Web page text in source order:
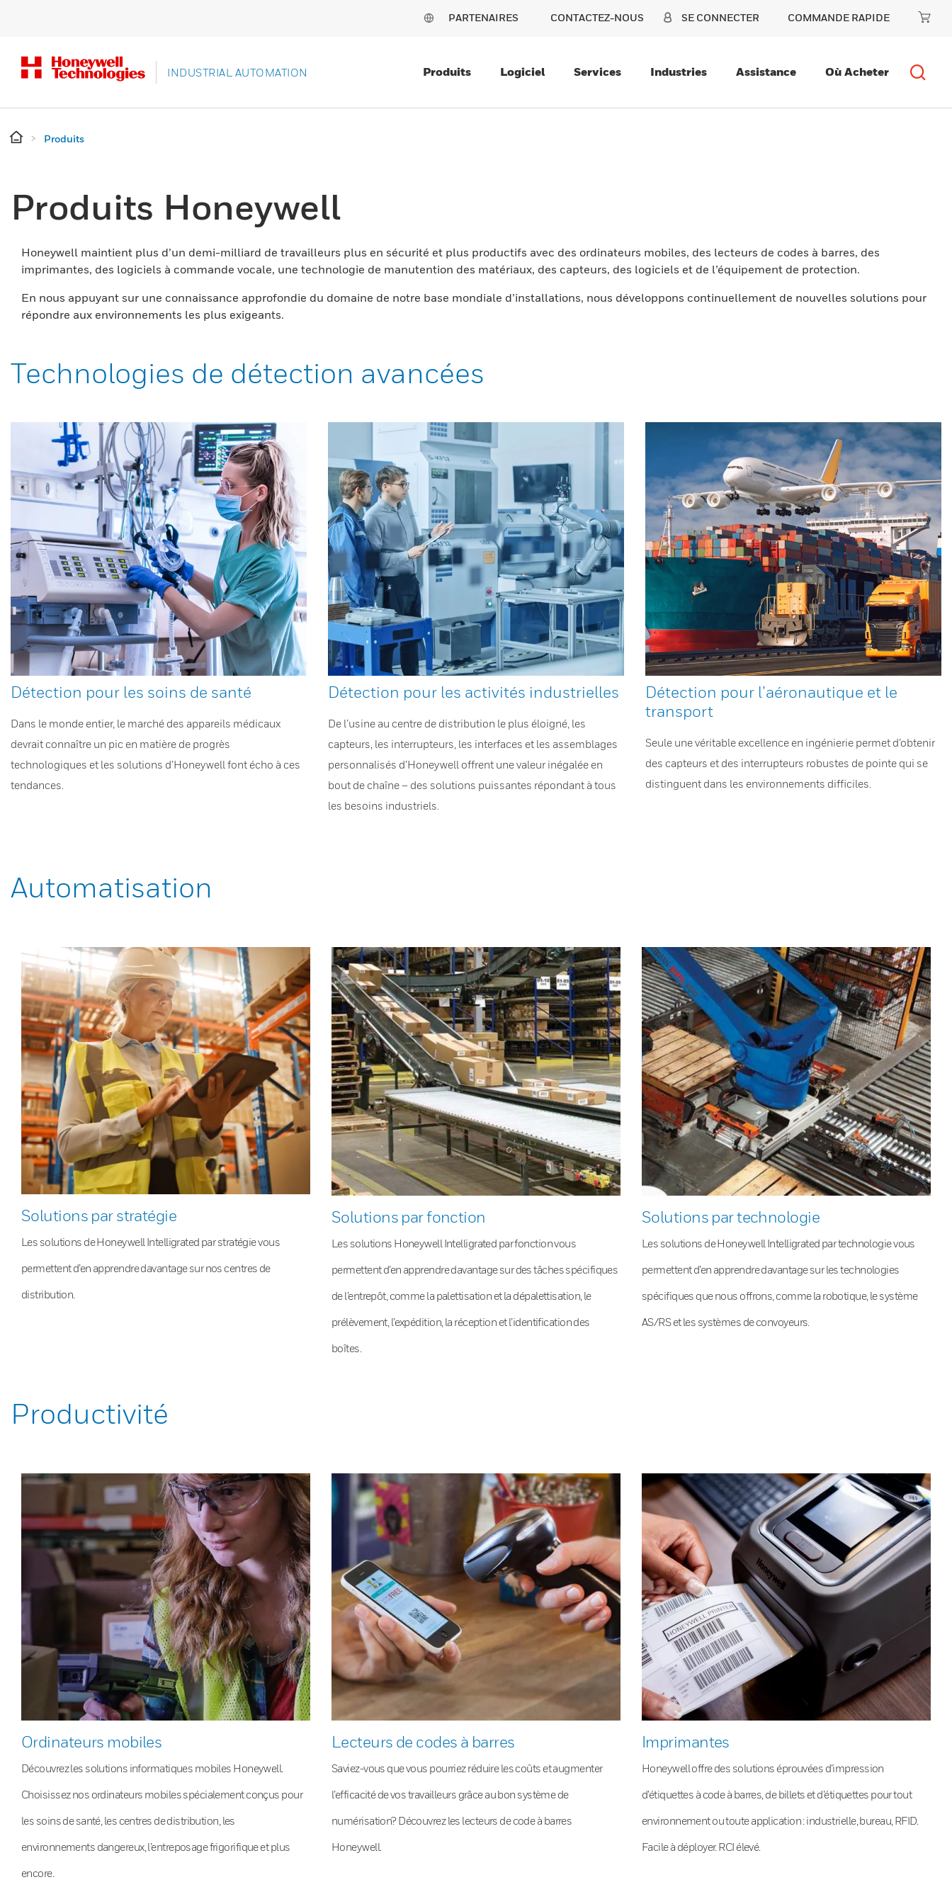
PARTENAIRES CONTACTEZ-NOUS SE CONNECTER COMMANDE RAPIDE
INDUSTRIAL AUTOMATION Produits Logiciel Services Industries Assistance Où Acheter
Produits
Produits Honeywell
Honeywell maintient plus d’un demi-milliard de travailleurs plus en sécurité et plus productifs avec des ordinateurs mobiles, des lecteurs de codes à barres, des
imprimantes, des logiciels à commande vocale, une technologie de manutention des matériaux, des capteurs, des logiciels et de l’équipement de protection.
En nous appuyant sur une connaissance approfondie du domaine de notre base mondiale d’installations, nous développons continuellement de nouvelles solutions pour
répondre aux environnements les plus exigeants.
Technologies de détection avancées
Détection pour les soins de santé
Dans le monde entier, le marché des appareils médicaux
devrait connaître un pic en matière de progrès
technologiques et les solutions d’Honeywell font écho à ces
tendances.
Détection pour les activités industrielles
De l’usine au centre de distribution le plus éloigné, les
capteurs, les interrupteurs, les interfaces et les assemblages
personnalisés d’Honeywell offrent une valeur inégalée en
bout de chaîne – des solutions puissantes répondant à tous
les besoins industriels.
Détection pour l’aéronautique et le
transport
Seule une véritable excellence en ingénierie permet d’obtenir
des capteurs et des interrupteurs robustes de pointe qui se
distinguent dans les environnements difficiles.
Automatisation
Solutions par stratégie
Les solutions de Honeywell Intelligrated par stratégie vous
permettent d’en apprendre davantage sur nos centres de
distribution.
Solutions par fonction
Les solutions Honeywell Intelligrated par fonction vous
permettent d’en apprendre davantage sur des tâches spécifiques
de l’entrepôt, comme la palettisation et la dépalettisation, le
prélèvement, l’expédition, la réception et l’identification des
boîtes.
Solutions par technologie
Les solutions de Honeywell Intelligrated par technologie vous
permettent d’en apprendre davantage sur les technologies
spécifiques que nous offrons, comme la robotique, le système
AS/RS et les systèmes de convoyeurs.
Productivité
Ordinateurs mobiles
Découvrez les solutions informatiques mobiles Honeywell.
Choisissez nos ordinateurs mobiles spécialement conçus pour
les soins de santé, les centres de distribution, les
environnements dangereux, l’entreposage frigorifique et plus
encore.
Lecteurs de codes à barres
Saviez-vous que vous pourriez réduire les coûts et augmenter
l’efficacité de vos travailleurs grâce au bon système de
numérisation? Découvrez les lecteurs de code à barres
Honeywell.
Imprimantes
Honeywell offre des solutions éprouvées d’impression
d’étiquettes à code à barres, de billets et d’étiquettes pour tout
environnement ou toute application : industrielle, bureau, RFID.
Facile à déployer. RCI élevé.